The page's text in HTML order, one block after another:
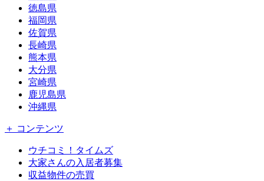
徳島県
福岡県
佐賀県
長崎県
熊本県
大分県
宮崎県
鹿児島県
沖縄県
＋ コンテンツ
ウチコミ！タイムズ
大家さんの入居者募集
収益物件の売買